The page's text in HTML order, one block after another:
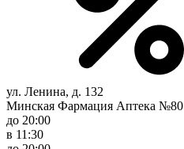
ул. Ленина, д. 132
Минская Фармация Аптека №80
до 20:00
в 11:30